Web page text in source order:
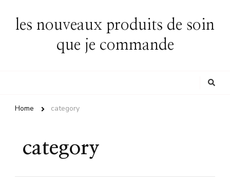
les nouveaux produits de soin
que je commande
Home category
category